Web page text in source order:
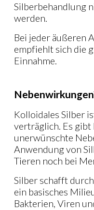
Silberbehandlung
werden.
Bei jeder äußeren
empfiehlt sich die
Einnahme.
Kolloidales Silber
verträglich. Es gibt
unerwünschte
Anwendung von
Tieren noch bei
Silber schafft
ein basisches
Bakterien, Viren